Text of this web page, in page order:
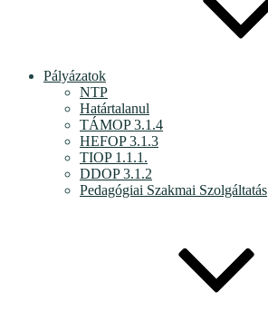
Pályázatok
NTP
Határtalanul
TÁMOP 3.1.4
HEFOP 3.1.3
TIOP 1.1.1.
DDOP 3.1.2
Pedagógiai Szakmai Szolgáltatás